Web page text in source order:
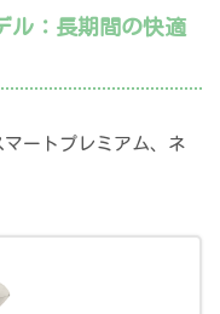
ル：長期間の快適
ートプレミアム、ネ